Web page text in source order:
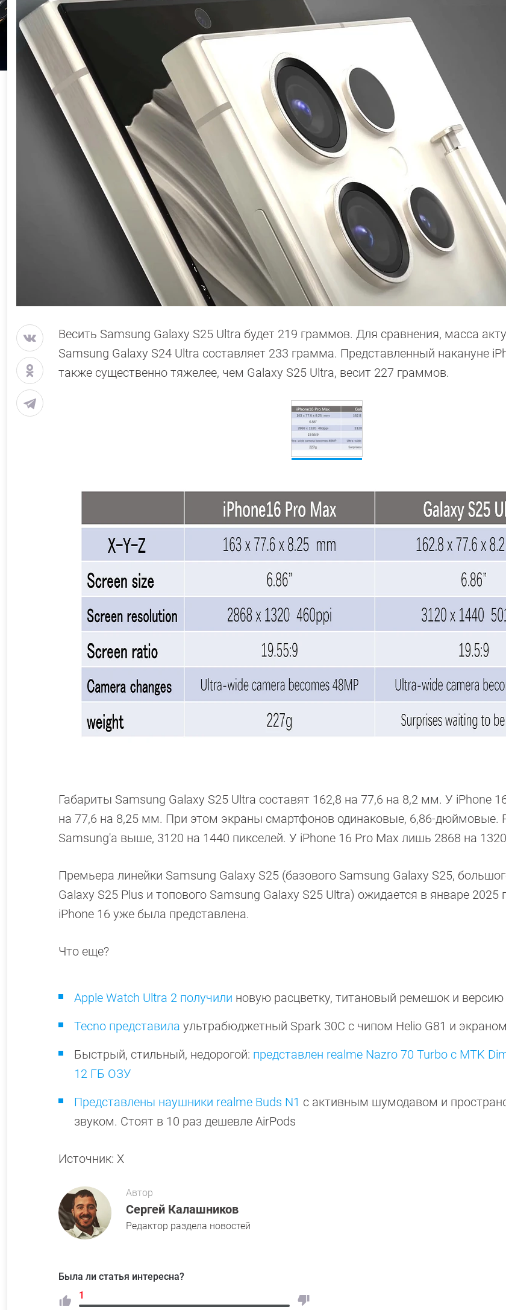
Весить Samsung Galaxy S25 Ultra будет 219 граммов. Для сравнения, масса
Samsung Galaxy S24 Ultra составляет 233 грамма. Представленный накануне
также существенно тяжелее, чем Galaxy S25 Ultra, весит 227 граммов.
Габариты Samsung Galaxy S25 Ultra составят 162,8 на 77,6 на 8,2 мм. У iPhone
на 77,6 на 8,25 мм. При этом экраны смартфонов одинаковые, 6,86-дюймовые.
Samsung'а выше, 3120 на 1440 пикселей. У iPhone 16 Pro Max лишь 2868 на
Премьера линейки Samsung Galaxy S25 (базового Samsung Galaxy S25,
Galaxy S25 Plus и топового Samsung Galaxy S25 Ultra) ожидается в январе 2025
iPhone 16 уже была представлена.
Что еще?
Apple Watch Ultra 2 получили новую расцветку, титановый ремешок и версию
Tecno представила ультрабюджетный Spark 30C с чипом Helio G81 и
Быстрый, стильный, недорогой: представлен realme Nazro 70 Turbo с MTK
12 ГБ ОЗУ
Представлены наушники realme Buds N1 с активным шумодавом и
звуком. Стоят в 10 раз дешевле AirPods
Источник: X
Автор
Сергей Калашников
Редактор раздела новостей
Была ли статья интересна?
1